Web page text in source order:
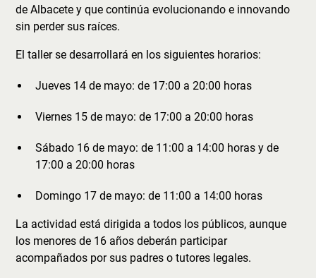
de Albacete y que continúa evolucionando e innovando
sin perder sus raíces.
El taller se desarrollará en los siguientes horarios:
Jueves 14 de mayo: de 17:00 a 20:00 horas
Viernes 15 de mayo: de 17:00 a 20:00 horas
Sábado 16 de mayo: de 11:00 a 14:00 horas y de
17:00 a 20:00 horas
Domingo 17 de mayo: de 11:00 a 14:00 horas
La actividad está dirigida a todos los públicos, aunque
los menores de 16 años deberán participar
acompañados por sus padres o tutores legales.